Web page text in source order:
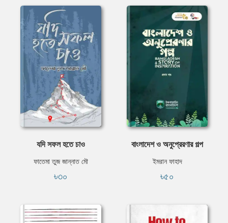
যদি সফল হতে চাও
ফাতেমা তুজ জান্নাত মৌ
৳৩০
বাংলাদেশ ও অনুপ্রেরণার গল্প
ইমরান ফাহাদ
৳৫০